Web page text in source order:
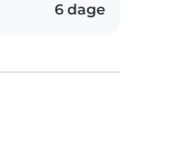
6 dage